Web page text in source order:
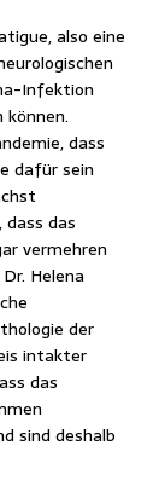
also eine
Infektion
dass
dafür sein
das
vermehren
Helena
der
intakter
das
sind deshalb